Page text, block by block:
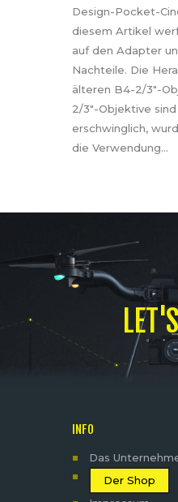
Design-Pocket-
diesem Artikel
auf den Adapter
Nachteile. Die
älteren B4-2/3″-
2/3″-Objektive
erschwinglich,
die Verwendung…
INFO
Das
Der Shop